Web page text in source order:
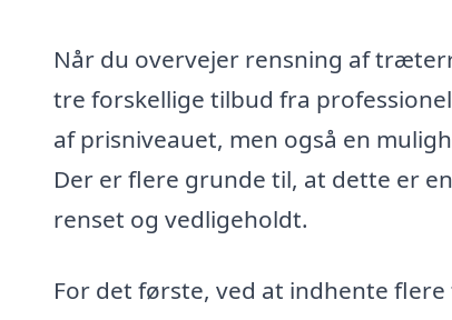
Når du overvejer rensning af
tre forskellige tilbud fra
af prisniveauet, men også en
Der er flere grunde til, at dette er
renset og vedligeholdt.
For det første, ved at indhente